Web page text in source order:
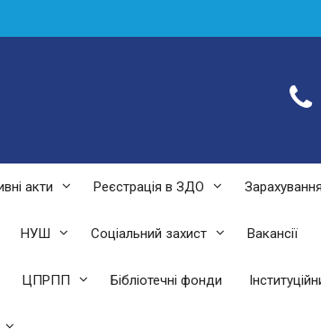
акти Реєстрація в ЗДО
НУШ Соціальний захист Вакансії
ЦПРПП Бібліотечні фонди